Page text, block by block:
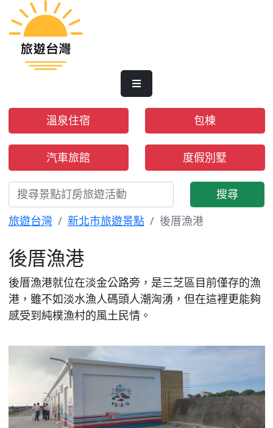
溫泉住宿 包棟
汽車旅館 度假別墅
搜尋
旅遊台灣
新北市旅遊景點 後厝漁港
後厝漁港
後厝漁港就位在淡金公路旁，是三芝區目前僅存的漁
港，雖不如淡水漁人碼頭人潮洶湧，但在這裡更能夠
感受到純樸漁村的風土民情。